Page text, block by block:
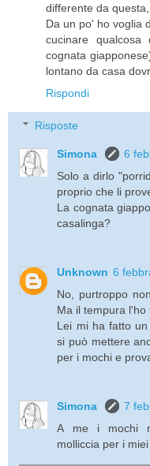
differente da
Da un po' ho voglia
cucinare
cognata
lontano da casa
Rispondi
Risposte
Simona
6
Solo a dirlo
proprio che li
La cognata
casalinga?
Unknown 6
No, purtroppo
Ma il tempura l'ho
Lei mi ha fatto
si può mettere
per i mochi e
Simona
7
A me i mochi
molliccia per i